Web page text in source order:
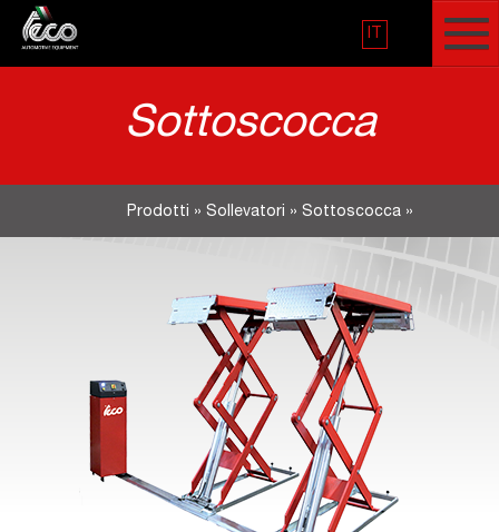
IT
Sottoscocca
Prodotti » Sollevatori » Sottoscocca»